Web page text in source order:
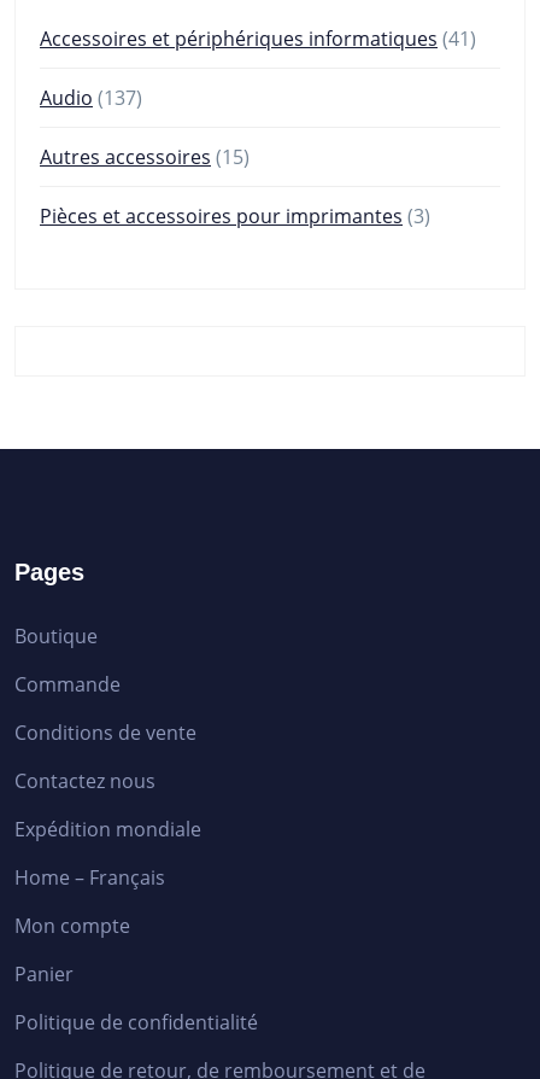
Accessoires et périphériques informatiques 4141
Audio 137137
Autres accessoires 1515
Pièces et accessoires pour imprimantes 33
Pages
Boutique
Commande
Conditions de vente
Contactez nous
Expédition mondiale
Home – Français
Mon compte
Panier
Politique de confidentialité
Politique de retour, de remboursement et de